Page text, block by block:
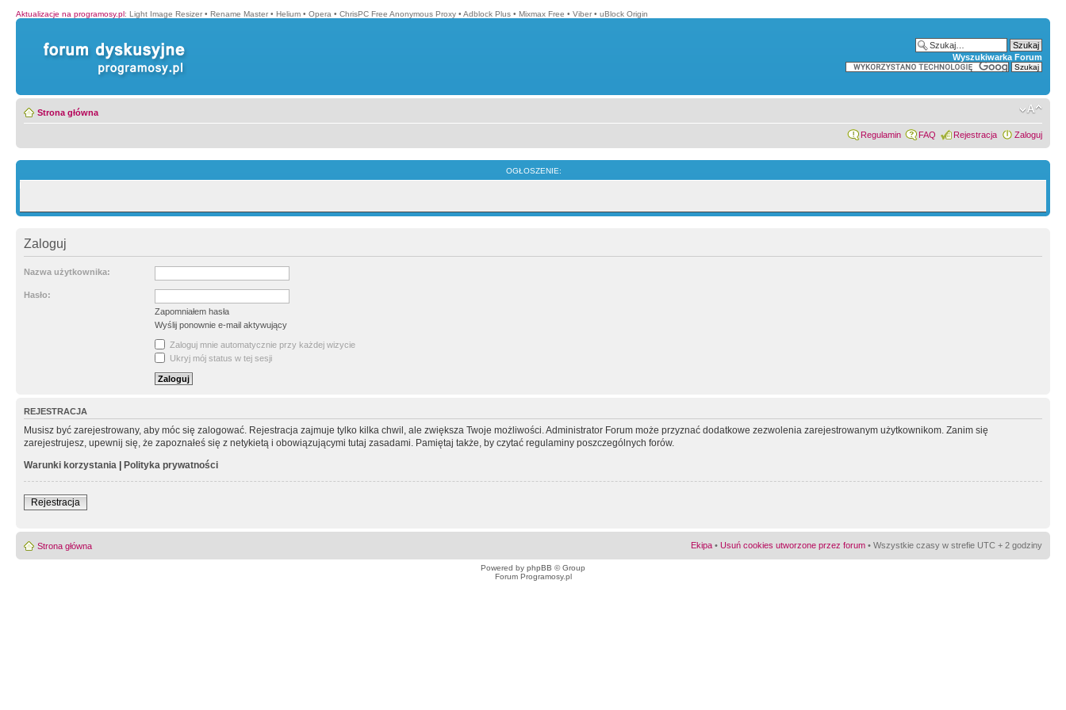
Aktualizacje na programosy.pl: Light Image Resizer • Rename Master • Helium • Opera • ChrisPC Free Anonymous Proxy • Adblock Plus • Mixmax Free • Viber • uBlock Origin
Wyszukiwarka Forum
Strona główna
Regulamin FAQ Rejestracja Zaloguj
OGŁOSZENIE:
Zaloguj
Nazwa użytkownika:
Hasło:
Zapomniałem hasła
Wyślij ponownie e-mail aktywujący
Zaloguj mnie automatycznie przy każdej wizycie
Ukryj mój status w tej sesji
REJESTRACJA
Musisz być zarejestrowany, aby móc się zalogować. Rejestracja zajmuje tylko kilka chwil, ale zwiększa Twoje możliwości. Administrator Forum może przyznać dodatkowe zezwolenia zarejestrowanym użytkownikom. Zanim się
zarejestrujesz, upewnij się, że zapoznałeś się z netykietą i obowiązującymi tutaj zasadami. Pamiętaj także, by czytać regulaminy poszczególnych forów.
Warunki korzystania | Polityka prywatności
Rejestracja
Strona główna Ekipa • Usuń cookies utworzone przez forum • Wszystkie czasy w strefie UTC + 2 godziny
Powered by phpBB © Group
Forum Programosy.pl